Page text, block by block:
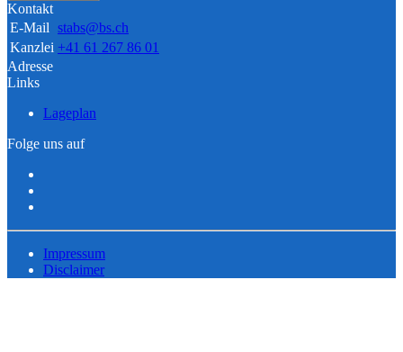
Kontakt
E-Mail stabs@bs.ch
Kanzlei +41 61 267 86 01
Adresse
Links
Lageplan
Folge uns auf
Impressum
Disclaimer